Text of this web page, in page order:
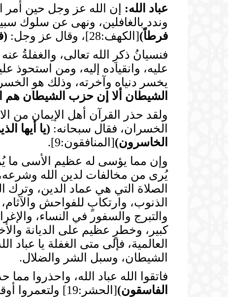
عباد الله: إن الله عز وجل حين أمر
وندد بالغافلين، ونهى عن سلوك
فرطاً)[الكهف:28]، وقال عز وجل: (
فنسيانُ ذكرِ الله تعالى، والغفلةُ
عليه، وانقياده إليه، ومن استحوذ
يخسر دنياه وآخرته، وذلك هو
الشيطان ألا إن حزب الشيطان هم
ولقد حذر القرآن أهل الإيمان من
الخسران، فقال سبحانه: (يا أيها
الخاسرون)[المنافقون:9].
وإن مما يؤسى له عظيم الأسى ما
يُرى من مخالفات لدين الله وشرعه،
الصلاة التي هي عماد الدين، وترك
الذنوب، وارتكابٍ للفواحش
والتبرج والسفور في النساء،
كبير، وخطرٍ عظيم على الديانة
العالمية، فإلى متى الغفلة يا
الشيطان، وسبل الشر والضلال.
فاتقوا الله عباد الله، واحذروا مما
الفاسقون)
[الحشر:19]